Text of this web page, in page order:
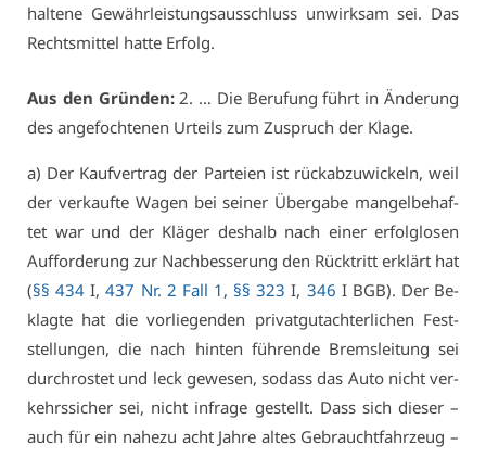
hal­te­ne Ge­währ­leis­tungs­aus­schluss un­wirk­sam sei. Das
Rechts­mit­tel hat­te Er­folg.
Aus den Grün­den:2. … Die Be­ru­fung führt in Än­de­rung
des an­ge­foch­te­nen Ur­teils zum Zu­spruch der Kla­ge.
a) Der Kauf­ver­trag der Par­tei­en ist rück­ab­zu­wi­ckeln, weil
der ver­kauf­te Wa­gen bei sei­ner Über­ga­be man­gel­be­haf­
tet war und der Klä­ger des­halb nach ei­ner er­folg­lo­sen
Auf­for­de­rung zur Nach­bes­se­rung den Rück­tritt er­klärt hat
(§§ 434 I,437 Nr. 2 Fall 1 , §§ 323 I, 346 I BGB). Der Be­
klag­te hat die vor­lie­gen­den pri­vat­gut­ach­ter­li­chen Fest­
stel­lun­gen, die nach hin­ten füh­ren­de Brems­lei­tung sei
durch­ros­tet und leck ge­we­sen, so­dass das Au­to nicht ver­
kehrs­si­cher sei, nicht in­fra­ge ge­stellt. Dass sich die­ser –
auch für ein na­he­zu acht Jah­re al­tes Ge­braucht­fahr­zeug –